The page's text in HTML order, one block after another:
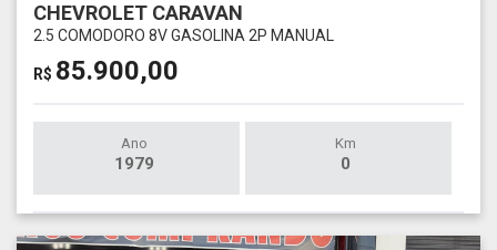
CHEVROLET CARAVAN
2.5 COMODORO 8V GASOLINA 2P MANUAL
R$ 85.900,00
Ano
1979
Km
0